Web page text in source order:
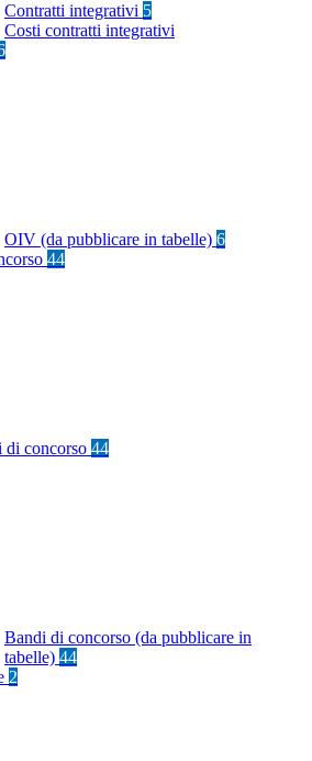
Contratti integrativi 5
Costi contratti integrativi
OIV (da pubblicare in tabelle) 6
44
di concorso 44
Bandi di concorso (da pubblicare in
tabelle) 44
2